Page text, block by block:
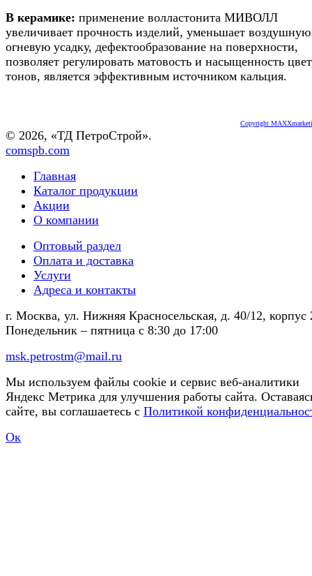
В керамике: применение волластонита МИВОЛЛ
увеличивает прочность изделий, уменьшает
огневую усадку, дефектообразование на поверхности,
позволяет регулировать матовость и насыщенность
тонов, является эффективным источником кальция.
Copyright
© 2026, «ТД ПетроСтрой».
comspb.com
Главная
Каталог продукции
Акции
О компании
Оптовый раздел
Оплата и доставка
Услуги
Адреса и контакты
г. Москва, ул. Нижняя Красносельская, д. 40/12, корпус
Понедельник – пятница с 8:30 до 17:00
msk.petrostm@mail.ru
Мы используем файлы cookie и сервис веб-аналитики
Яндекс Метрика для улучшения работы сайта.
сайте, вы соглашаетесь с Политикой
Ок